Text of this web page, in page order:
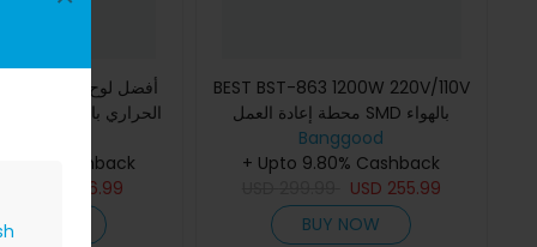
أفضل لوح ظهر معزول
الحراري باد للتصليح
9.80% Cashback
16.99
NOW
BEST BST-863 1200W 220V/110V
محطة إعادة العمل SMD بالهواء
Banggood
+ Upto 9.80% Cashback
USD 255.99
BUY NOW